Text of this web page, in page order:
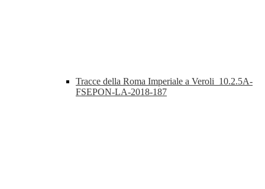
Tracce della Roma Imperiale a Veroli_10.2.5A-
FSEPON-LA-2018-187